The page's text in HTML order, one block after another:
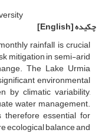
چکیده[English]
rainfall is crucial
mitigation in semi-arid
The Lake Urmia
environmental
by climatic variability,
water management.
essential for
ecological balance and